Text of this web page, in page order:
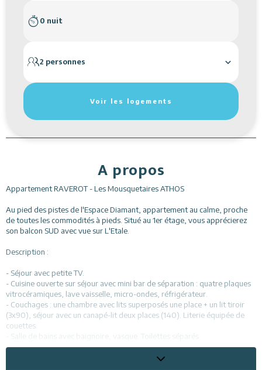
0 nuit
2 personnes
Voir les logements
A propos
Appartement RAVEROT - Les Mousquetaires ATHOS
Au pied des pistes de l'Espace Diamant, appartement au calme, proche
de toutes les commodités à pieds. Situé au 1er étage, vous apprécierez
son balcon SUD avec vue sur L'Etale.
Description :
- Séjour avec petite TV.
- Cuisine ouverte sur séjour avec mini bar de séparation : quatre plaques
vitrocéramiques, lave vaisselle, micro-ondes, réfrigérateur.
- Couchages : une chambre avec lits superposés une place + un lit tiroir
(3x90), séjour avec un canapé-lit deux places (140). Literie équipée de
couettes.
- Salle de bains avec baignoire, vasque. Toilettes séparés.
*Casier à skis. Parking extérieur non privatif.